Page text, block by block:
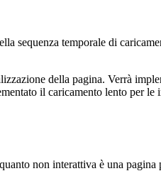
sequenza temporale di
della pagina. Verrà
il caricamento lento per le
non interattiva è una